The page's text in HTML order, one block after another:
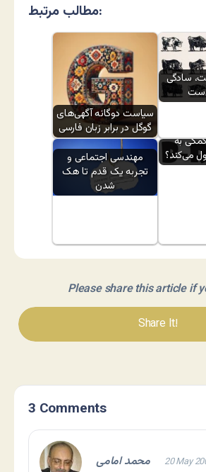
مطالب مرتبط:
سیاست دوگانه آگهی‌های
گوگل در برابر زبان فارسی
سادگی
مهندسی اجتماعی و
تجربه یک قدم تا هک
شدن
به
می‌کند؟
Please share this article if
Share It!
3 Comments
محمد امامی 20 May